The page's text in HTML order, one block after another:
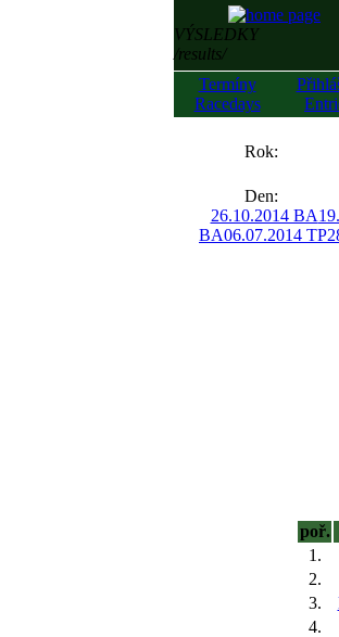
VÝSLEDKY
/results/
Termíny
Racedays
Rok:
Den:
26.10.2014 BA
BA06.07.2014 TP
poř.
1.
2.
3.
4.